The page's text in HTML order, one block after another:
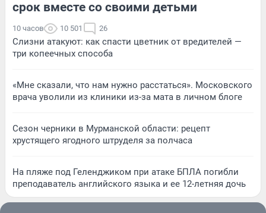
срок вместе со своими детьми
10 часов 10 501 26
Слизни атакуют: как спасти цветник от вредителей —
три копеечных способа
«Мне сказали, что нам нужно расстаться». Московского
врача уволили из клиники из-за мата в личном блоге
Сезон черники в Мурманской области: рецепт
хрустящего ягодного штруделя за полчаса
На пляже под Геленджиком при атаке БПЛА погибли
преподаватель английского языка и ее 12-летняя дочь